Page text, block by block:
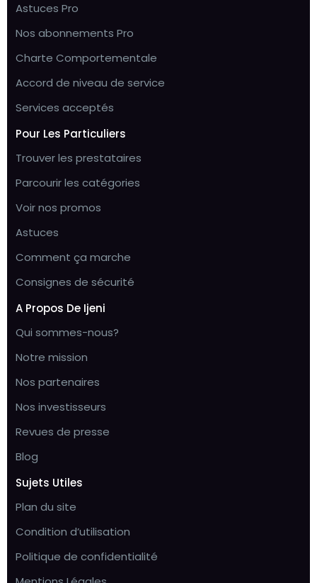
Astuces Pro
Nos abonnements Pro
Charte Comportementale
Accord de niveau de service
Services acceptés
Pour Les Particuliers
Trouver les prestataires
Parcourir les catégories
Voir nos promos
Astuces
Comment ça marche
Consignes de sécurité
A Propos De Ijeni
Qui sommes-nous?
Notre mission
Nos partenaires
Nos investisseurs
Revues de presse
Blog
Sujets Utiles
Plan du site
Condition d’utilisation
Politique de confidentialité